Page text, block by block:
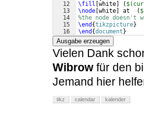
12
13
14
15
16
\fill white (
\node white at (
%the node
\end {tikzpicture}
\end {document }
Ausgabe erzeugen
Vielen Dank
Wibrow für den
Jemand hier
tikz calendar kalender